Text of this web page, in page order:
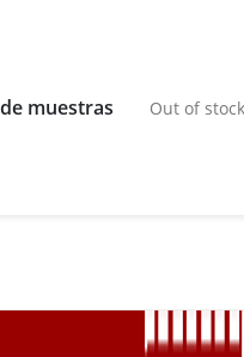
muestras Out of stock